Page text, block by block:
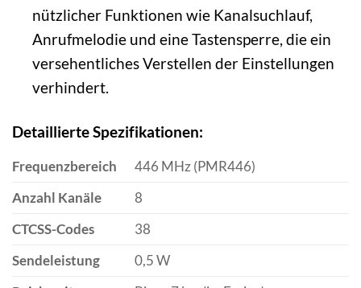
nützlicher Funktionen wie Kanalsuchlauf,
Anrufmelodie und eine Tastensperre, die ein
versehentliches Verstellen der Einstellungen
verhindert.
Detaillierte Spezifikationen:
Frequenzbereich
446 MHz (PMR446)
Anzahl Kanäle
8
CTCSS-Codes
38
Sendeleistung
0,5 W